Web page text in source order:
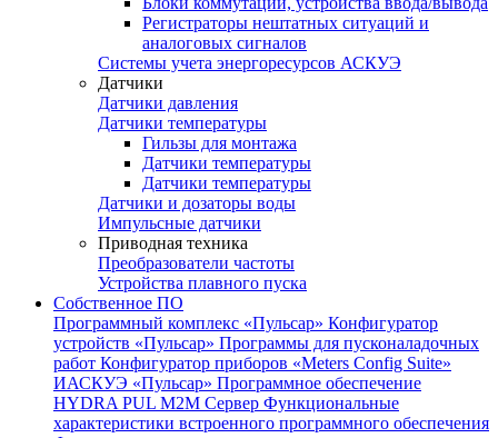
Регистраторы нештатных ситуаций и
аналоговых сигналов
Системы учета энергоресурсов АСКУЭ
Датчики
Датчики давления
Датчики температуры
Гильзы для монтажа
Датчики температуры
Датчики температуры
Датчики и дозаторы воды
Импульсные датчики
Приводная техника
Преобразователи частоты
Устройства плавного пуска
Собственное ПО
Программный комплекс «Пульсар» Конфигуратор
устройств «Пульсар» Программы для пусконаладочных
работ Конфигуратор приборов «Meters Config Suite»
ИАСКУЭ «Пульсар» Программное обеспечение
HYDRA PUL M2M Сервер Функциональные
характеристики встроенного программного обеспечения